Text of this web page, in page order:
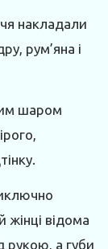
накладали
рум’яна і
шаром
відома
рукою, а губи